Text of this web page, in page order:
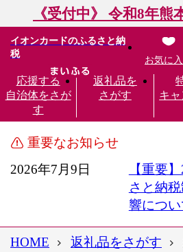
《受付中》 令和8年熊
イオンカードのふるさと納
税
応援する
自治体をさが
す
返礼品を
さがす
キ
お気に
重要なお知らせ
2026年7月9日
【重要
さと納
響につい
HOME 返礼品をさがす